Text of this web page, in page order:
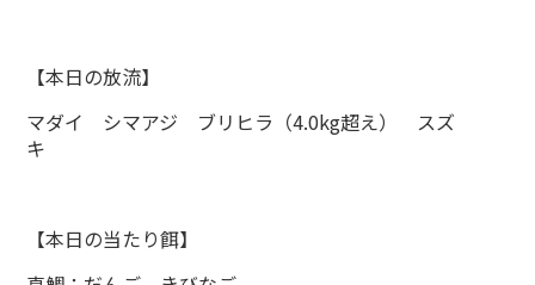
【本日の放流】
マダイ シマアジ ブリヒラ（4.0kg超え） スズ
キ
【本日の当たり餌】